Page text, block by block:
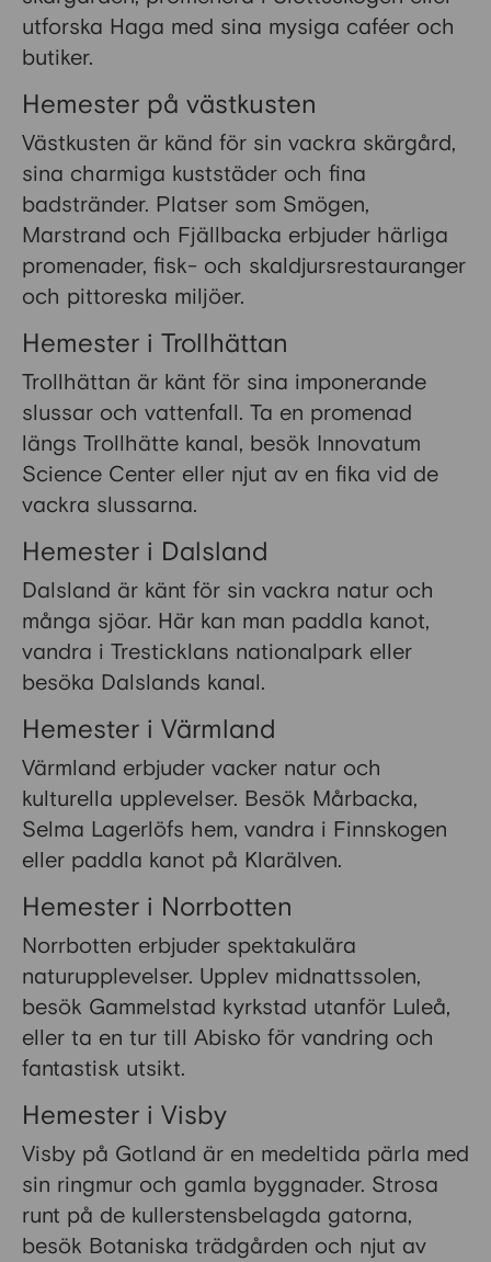
utforska Haga med sina mysiga caféer och
butiker.
Hemester på västkusten
Västkusten är känd för sin vackra skärgård,
sina charmiga kuststäder och fina
badstränder. Platser som Smögen,
Marstrand och Fjällbacka erbjuder härliga
promenader, fisk- och skaldjursrestauranger
och pittoreska miljöer.
Hemester i Trollhättan
Trollhättan är känt för sina imponerande
slussar och vattenfall. Ta en promenad
längs Trollhätte kanal, besök Innovatum
Science Center eller njut av en fika vid de
vackra slussarna.
Hemester i Dalsland
Dalsland är känt för sin vackra natur och
många sjöar. Här kan man paddla kanot,
vandra i Tresticklans nationalpark eller
besöka Dalslands kanal.
Hemester i Värmland
Värmland erbjuder vacker natur och
kulturella upplevelser. Besök Mårbacka,
Selma Lagerlöfs hem, vandra i Finnskogen
eller paddla kanot på Klarälven.
Hemester i Norrbotten
Norrbotten erbjuder spektakulära
naturupplevelser. Upplev midnattssolen,
besök Gammelstad kyrkstad utanför Luleå,
eller ta en tur till Abisko för vandring och
fantastisk utsikt.
Hemester i Visby
Visby på Gotland är en medeltida pärla med
sin ringmur och gamla byggnader. Strosa
runt på de kullerstensbelagda gatorna,
besök Botaniska trädgården och njut av